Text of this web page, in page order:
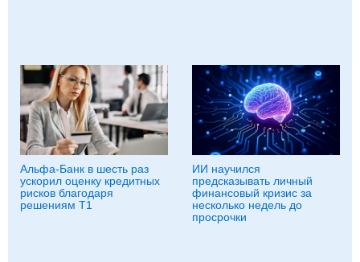
Альфа-Банк в шесть раз
ускорил оценку кредитных
рисков благодаря
решениям Т1
ИИ научился
предсказывать личный
финансовый кризис за
несколько недель до
просрочки